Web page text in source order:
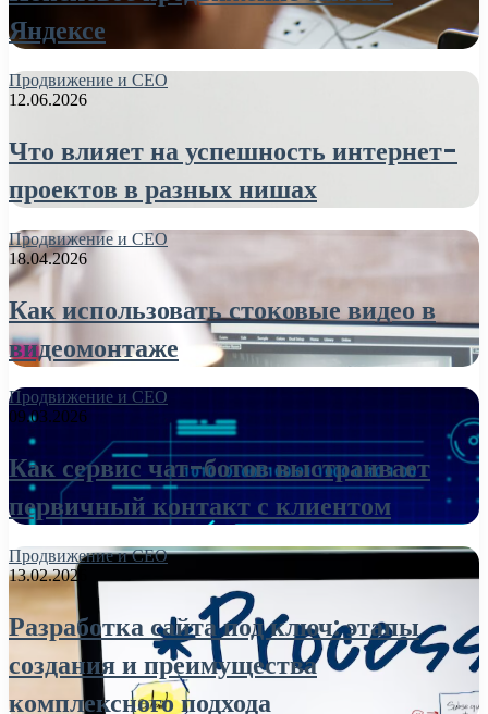
Яндексе
Продвижение и СЕО
12.06.2026
Что влияет на успешность интернет-
проектов в разных нишах
Продвижение и СЕО
18.04.2026
Как использовать стоковые видео в
видеомонтаже
Продвижение и СЕО
09.03.2026
Как сервис чат-ботов выстраивает
первичный контакт с клиентом
Продвижение и СЕО
13.02.2026
Разработка сайта под ключ: этапы
создания и преимущества
комплексного подхода